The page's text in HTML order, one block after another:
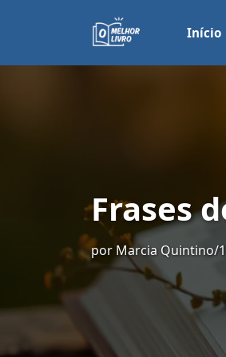
Início
Frases
por Marcia Quintino/